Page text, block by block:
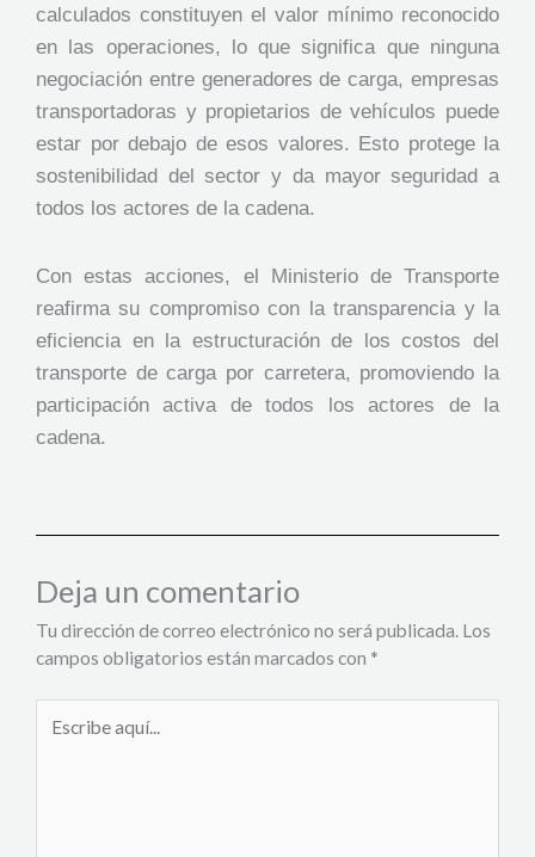
calculados constituyen el valor mínimo reconocido
en las operaciones, lo que significa que ninguna
negociación entre generadores de carga, empresas
transportadoras y propietarios de vehículos puede
estar por debajo de esos valores. Esto protege la
sostenibilidad del sector y da mayor seguridad a
todos los actores de la cadena.
Con estas acciones, el Ministerio de Transporte
reafirma su compromiso con la transparencia y la
eficiencia en la estructuración de los costos del
transporte de carga por carretera, promoviendo la
participación activa de todos los actores de la
cadena.
Deja un comentario
Tu dirección de correo electrónico no será publicada. Los
campos obligatorios están marcados con *
aquí...